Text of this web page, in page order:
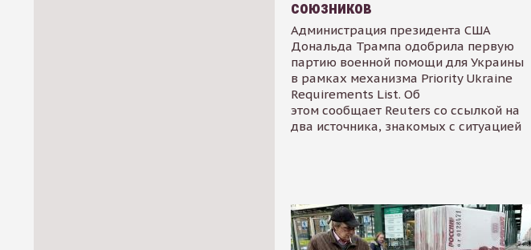
союзников
Администрация президента США
Дональда Трампа одобрила первую
партию военной помощи для Украины
в рамках механизма Priority Ukraine
Requirements List. Об
этом сообщает Reuters со ссылкой на
два источника, знакомых с ситуацией